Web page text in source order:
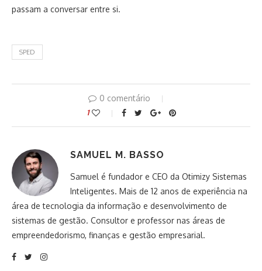
passam a conversar entre si.
SPED
0 comentário
1
SAMUEL M. BASSO
Samuel é fundador e CEO da Otimizy Sistemas
Inteligentes. Mais de 12 anos de experiência na
área de tecnologia da informação e desenvolvimento de
sistemas de gestão. Consultor e professor nas áreas de
empreendedorismo, finanças e gestão empresarial.